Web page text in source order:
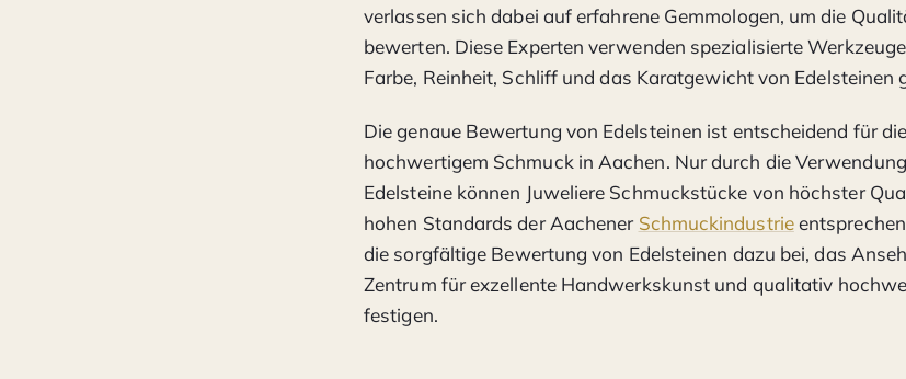
verlassen sich dabei auf erfahrene Gemmologen, um die
bewerten. Diese Experten verwenden spezialisierte
Farbe, Reinheit, Schliff und das Karatgewicht von Edelsteinen
Die genaue Bewertung von Edelsteinen ist entscheidend für
hochwertigem Schmuck in Aachen. Nur durch die
Edelsteine können Juweliere Schmuckstücke von höchster
hohen Standards der Aachener Schmuckindustrie
die sorgfältige Bewertung von Edelsteinen dazu bei, das
Zentrum für exzellente Handwerkskunst und qualitativ
festigen.